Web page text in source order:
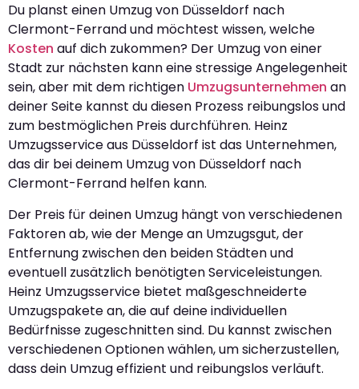
Du planst einen Umzug von Düsseldorf nach
Clermont-Ferrand und möchtest wissen, welche
Kosten auf dich zukommen? Der Umzug von einer
Stadt zur nächsten kann eine stressige Angelegenheit
sein, aber mit dem richtigen Umzugsunternehmen an
deiner Seite kannst du diesen Prozess reibungslos und
zum bestmöglichen Preis durchführen. Heinz
Umzugsservice aus Düsseldorf ist das Unternehmen,
das dir bei deinem Umzug von Düsseldorf nach
Clermont-Ferrand helfen kann.
Der Preis für deinen Umzug hängt von verschiedenen
Faktoren ab, wie der Menge an Umzugsgut, der
Entfernung zwischen den beiden Städten und
eventuell zusätzlich benötigten Serviceleistungen.
Heinz Umzugsservice bietet maßgeschneiderte
Umzugspakete an, die auf deine individuellen
Bedürfnisse zugeschnitten sind. Du kannst zwischen
verschiedenen Optionen wählen, um sicherzustellen,
dass dein Umzug effizient und reibungslos verläuft.